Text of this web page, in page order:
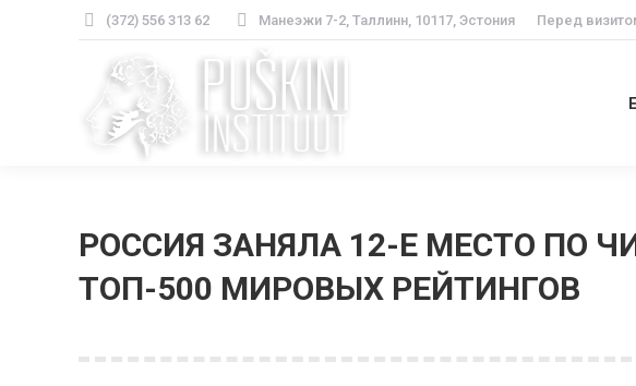
(372) 556 313 62 Манеэжи 7-2, Таллинн, 10117, Эстония Перед
РОССИЯ ЗАНЯЛА 12-Е МЕСТО ПО
ТОП-500 МИРОВЫХ РЕЙТИНГОВ